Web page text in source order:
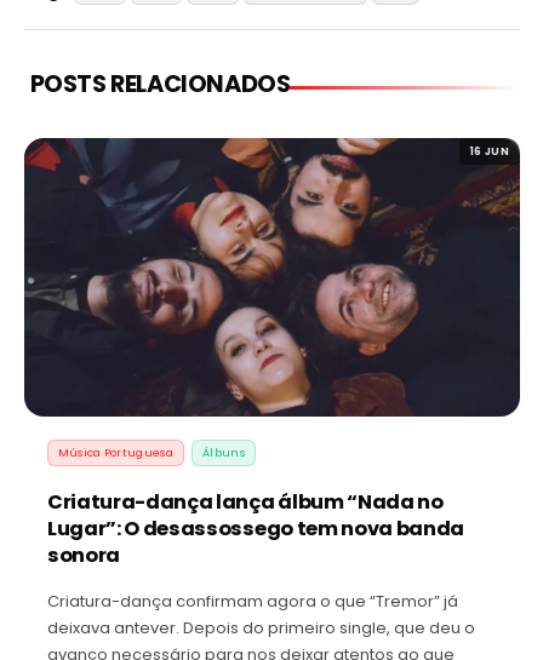
POSTS RELACIONADOS
16 JUN
Música Portuguesa Álbuns
Criatura-dança lança álbum “Nada no
Lugar”: O desassossego tem nova banda
sonora
Criatura-dança confirmam agora o que “Tremor” já
deixava antever. Depois do primeiro single, que deu o
avanço necessário para nos deixar atentos ao que